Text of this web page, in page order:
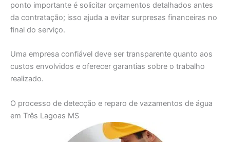
ponto importante é solicitar orçamentos detalhados antes
da contratação; isso ajuda a evitar surpresas financeiras no
final do serviço.
Uma empresa confiável deve ser transparente quanto aos
custos envolvidos e oferecer garantias sobre o trabalho
realizado.
O processo de detecção e reparo de vazamentos de água
em Três Lagoas MS